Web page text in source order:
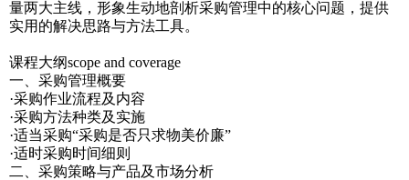
量两大主线，形象生动地剖析采购管理中的核心问题，提供
实用的解决思路与方法工具。
课程大纲scope and coverage
一、采购管理概要
·采购作业流程及内容
·采购方法种类及实施
·适当采购“采购是否只求物美价廉”
·适时采购时间细则
二、采购策略与产品及市场分析